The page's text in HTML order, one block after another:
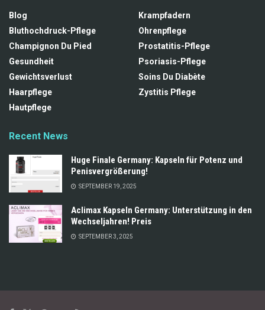
Blog
Bluthochdruck-Pflege
Champignon Du Pied
Gesundheit
Gewichtsverlust
Haarpflege
Hautpflege
Krampfadern
Ohrenpflege
Prostatitis-Pflege
Psoriasis-Pflege
Soins Du Diabète
Zystitis Pflege
Recent News
Huge Finale Germany: Kapseln für Potenz und
Penisvergrößerung!
SEPTEMBER 19, 2025
Aclimax Kapseln Germany: Unterstützung in den
Wechseljahren! Preis
SEPTEMBER 3, 2025